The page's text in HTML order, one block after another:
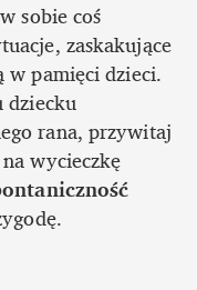
sobie coś
zaskakujące
w pamięci dzieci.
dziecku
rana, przywitaj
wycieczkę